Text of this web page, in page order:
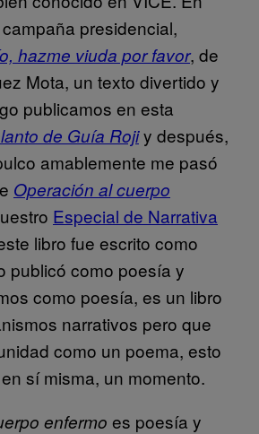
presidencial,
hazme viuda por favor, de
Mota, un texto divertido y
publicamos en esta
de Guía Rojiy después,
amablemente me pasó
Operación al cuerpo
Especial de Narrativa
libro fue escrito como
publicó como poesía y
como poesía, es un libro
narrativos pero que
como un poema, esto
sí misma, un momento.
enfermo es poesía y